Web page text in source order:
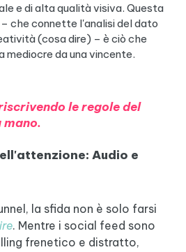
e di alta qualità visiva. Questa
che connette l'analisi del dato
(cosa dire) – è ciò che
mediocre da una vincente.
le regole del
mano.
Audio e
la sfida non è solo farsi
. Mentre i social feed sono
frenetico e distratto,